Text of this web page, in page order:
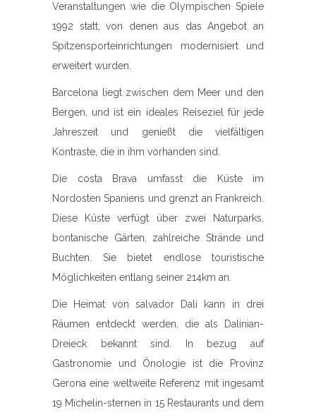
Veranstaltungen wie die Olympischen Spiele
1992 statt, von denen aus das Angebot an
Spitzensporteinrichtungen modernisiert und
erweitert wurden.
Barcelona liegt zwischen dem Meer und den
Bergen, und ist ein ideales Reiseziel für jede
Jahreszeit und genießt die vielfältigen
Kontraste, die in ihm vorhanden sind.
Die costa Brava umfasst die Küste im
Nordosten Spaniens und grenzt an Frankreich.
Diese Küste verfügt über zwei Naturparks,
bontanische Gärten, zahlreiche Strände und
Buchten. Sie bietet endlose touristische
Möglichkeiten entlang seiner 214km an.
Die Heimat von salvador Dalí kann in drei
Räumen entdeckt werden, die als Dalinian-
Dreieck bekannt sind. In bezug auf
Gastronomie und Önologie ist die Provinz
Gerona eine weltweite Referenz mit ingesamt
19 Michelin-sternen in 15 Restaurants und dem